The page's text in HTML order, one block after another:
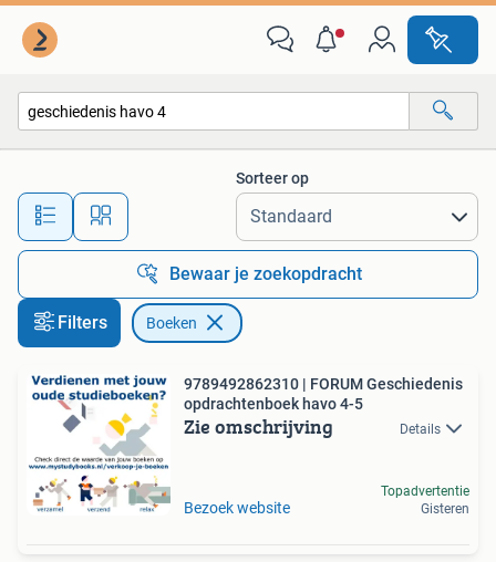
Alle afstanden…
Sorteer op
Bewaar je zoekopdracht
Filters Boeken
9789492862310 | FORUM Geschiedenis
opdrachtenboek havo 4-5
Zie omschrijving Details
Bezoek website
Topadvertentie
Gisteren